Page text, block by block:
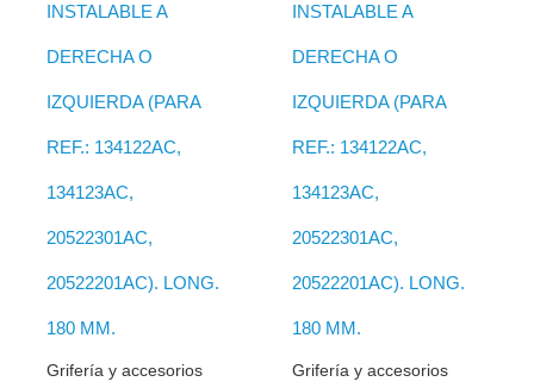
INSTALABLE A
DERECHA O
IZQUIERDA (PARA
REF.: 134122AC,
134123AC,
20522301AC,
20522201AC). LONG.
180 MM.
Grifería y accesorios
INSTALABLE A
DERECHA O
IZQUIERDA (PARA
REF.: 134122AC,
134123AC,
20522301AC,
20522201AC). LONG.
180 MM.
Grifería y accesorios